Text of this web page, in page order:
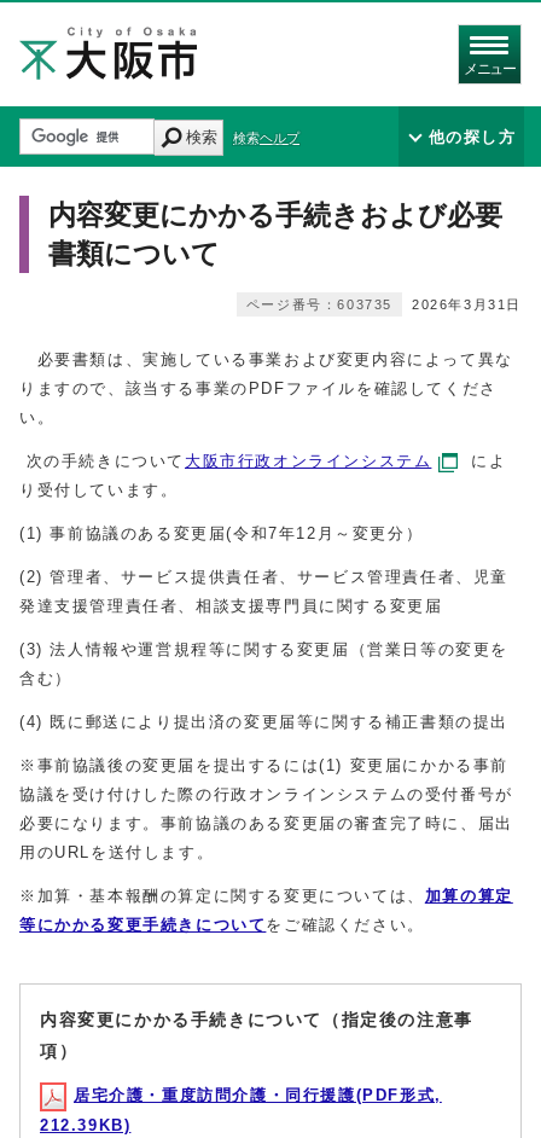
メニュー
検索 検索ヘルプ 他の探し方
内容変更にかかる手続きおよび必要
書類について
2026年3月31日
ページ番号：603735
必要書類は、実施している事業および変更内容によって異な
りますので、該当する事業のPDFファイルを確認してくださ
い。
次の手続きについて 大阪市行政オンラインシステム
によ
り受付しています。
(1) 事前協議のある変更届(令和7年12月～変更分）
(2)管理者、サービス提供責任者、サービス管理責任者、児童
発達支援管理責任者、相談支援専門員に関する変更届
(3)法人情報や運営規程等に関する変更届（営業日等の変更を
含む）
(4) 既に郵送により提出済の変更届等に関する補正書類の提出
※事前協議後の変更届を提出するには(1) 変更届にかかる事前
協議を受け付けした際の行政オンラインシステムの受付番号が
必要になります。事前協議のある変更届の審査完了時に、届出
用のURLを送付します。
※加算・基本報酬の算定に関する変更については、 加算の算定
等にかかる変更手続きについて をご確認ください。
内容変更にかかる手続きについて（指定後の注意事
項）
居宅介護・重度訪問介護・同行援護(PDF形式,
212.39KB)